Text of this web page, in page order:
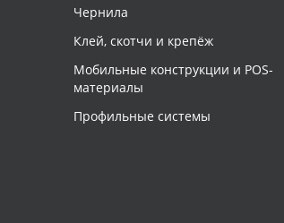
Чернила
Клей, скотчи и крепёж
Мобильные конструкции и POS-
материалы
Профильные системы